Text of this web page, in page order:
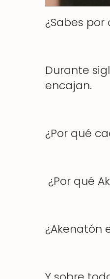
¿Sabes
Durante
encajan.
¿Por qué
¿Por qué
¿Akenatón